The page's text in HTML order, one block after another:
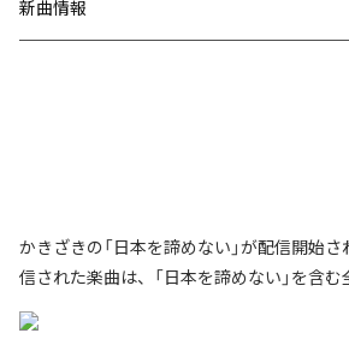
新曲情報
かきざきの「日本を諦めない」が配信開始
信された楽曲は、「日本を諦めない」を含む